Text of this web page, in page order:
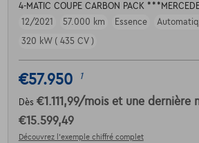
4-MATIC COUPE CARBON PACK
12/2021
57.000 km Essence
320 kW ( 435 CV )
€57.950 1
Dès €1.111,99/mois et une dernière
€15.599,49
Découvrez l’exemple chiffré complet